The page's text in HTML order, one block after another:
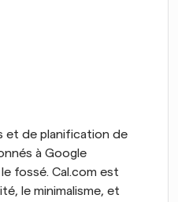
et de planification de
à Google
fossé. Cal.com est
le minimalisme, et